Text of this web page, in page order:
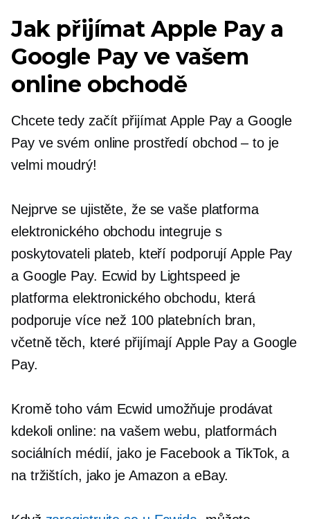
Jak přijímat Apple Pay a
Google Pay ve vašem
online obchodě
Chcete tedy začít přijímat Apple Pay a Google
Pay ve svém online prostředíobchod – to je
velmi moudrý!
Nejprve se ujistěte, že se vaše platforma
elektronického obchodu integruje s
poskytovateli plateb, kteří podporují Apple Pay
a Google Pay. Ecwid by Lightspeed je
platforma elektronického obchodu, která
podporuje více než 100 platebních bran,
včetně těch, které přijímají Apple Pay a Google
Pay.
Kromě toho vám Ecwid umožňuje prodávat
kdekoli online: na vašem webu, platformách
sociálních médií, jako je Facebook a TikTok, a
na tržištích, jako je Amazon a eBay.